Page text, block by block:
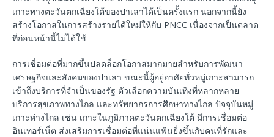
เกาะทางตะวันตกเฉียงใต้ของปาเลาได้เป็นครั้งแรก นอกจากนี้ยัง
สร้างโอกาสในการสร้างรายได้ใหม่ให้กับ PNCC เนื่องจากเป็นตลาด
ที่ก่อนหน้านี้ไม่ได้ใช้
การเชื่อมต่อที่มากขึ้นปลดล็อกโอกาสมากมายสําหรับการพัฒนา
เศรษฐกิจและสังคมของปาเลา ขณะนี้ผู้อยู่อาศัยทั่วหมู่เกาะสามารถ
เข้าถึงบริการที่จำเป็นของรัฐ ตัวเลือกความบันเทิงที่หลากหลาย
บริการสุขภาพทางไกล และทรัพยากรการศึกษาทางไกล ปัจจุบันหมู่
เกาะห่างไกล เช่น เกาะในภูมิภาคตะวันตกเฉียงใต้ มีการเชื่อมต่อ
อินเทอร์เน็ต ส่งเสริมการเชื่อมต่อที่แน่นแฟ้นยิ่งขึ้นกับคนที่รักและ